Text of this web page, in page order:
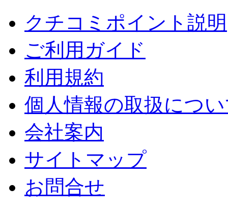
クチコミポイント説明
ご利用ガイド
利用規約
個人情報の取扱につ
会社案内
サイトマップ
お問合せ